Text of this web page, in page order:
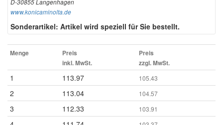
D-30855 Langenhagen
www.konicaminolta.de
Sonderartikel: Artikel wird speziell für Sie bestellt.
Menge
Preis
inkl. MwSt.
Preis
zzgl. MwSt.
1 113.97 105.43
2 113.04 104.57
3 112.33 103.91